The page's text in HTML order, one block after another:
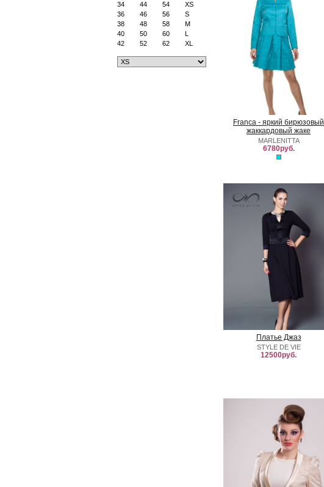
34 44 54
XS
36
46 56
S
38
48 58
M
40
50 60
L
42
52 62 XL
Franca - яркий бирюзовый
жаккардовый жаке
MARLENITTA
6780руб.
Платье Джаз
STYLE DE VIE
12500руб.